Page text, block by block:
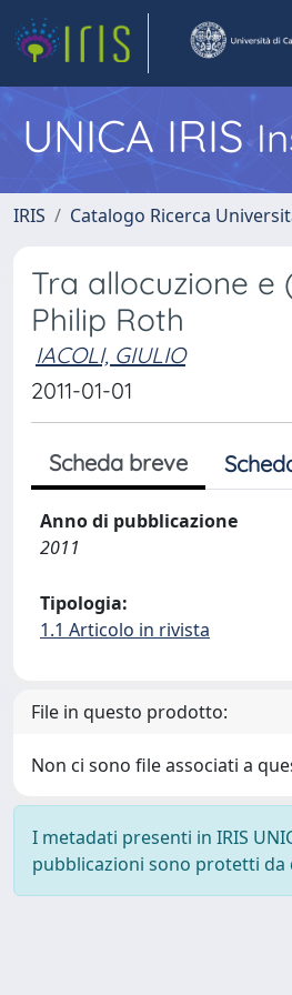
UNICA IRIS
IRIS Catalogo Ricerca
Tra allocuzione
Philip Roth
IACOLI, GIULIO
2011-01-01
Scheda breve
Anno di pubblicazione
2011
Tipologia:
1.1 Articolo in rivista
File in questo prodotto:
Non ci sono file associati a
I metadati presenti in IRIS
pubblicazioni sono protetti